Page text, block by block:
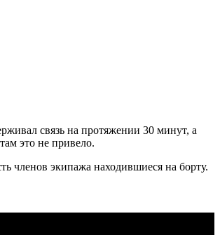
связь на протяжении 30 минут, а
это не привело.
членов экипажа находившиеся на борту.